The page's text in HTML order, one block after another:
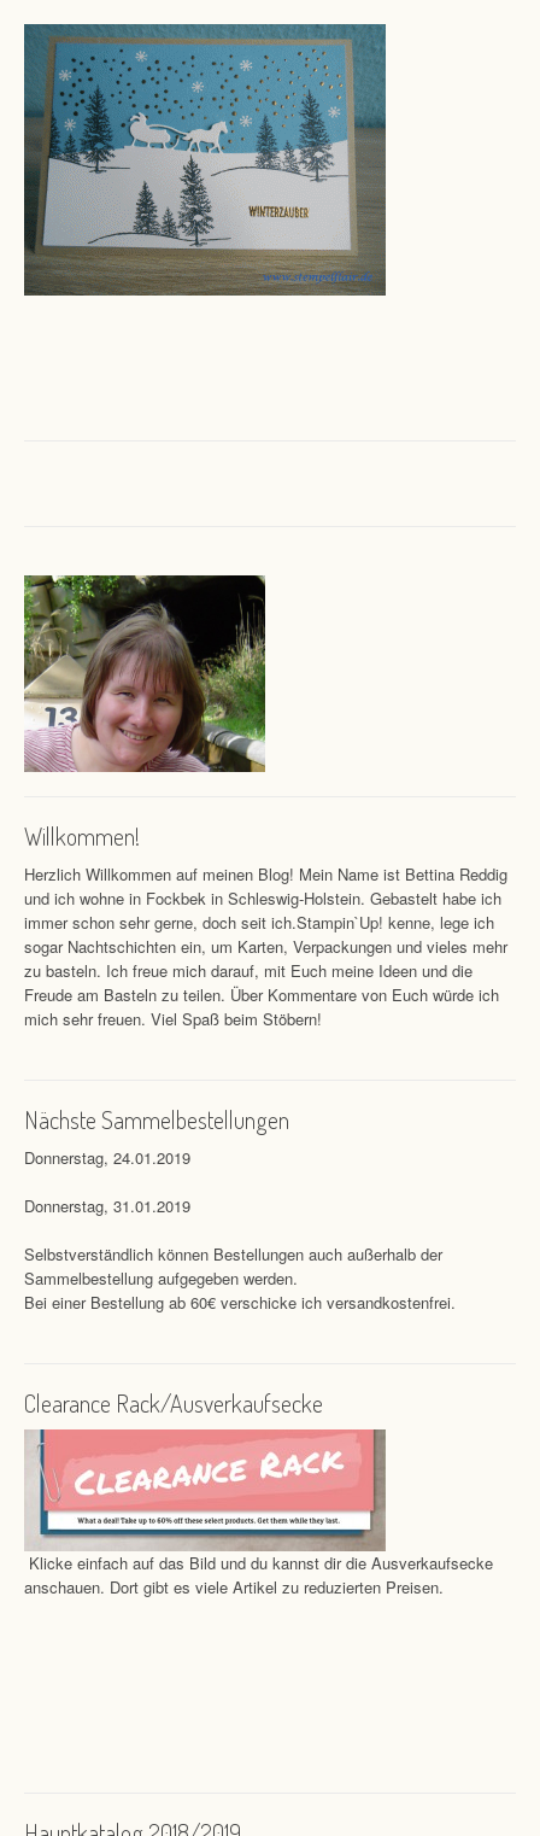
Willkommen!
Herzlich Willkommen auf meinen Blog! Mein Name ist Bettina Reddig
und ich wohne in Fockbek in Schleswig-Holstein. Gebastelt habe ich
immer schon sehr gerne, doch seit ich.Stampin`Up! kenne, lege ich
sogar Nachtschichten ein, um Karten, Verpackungen und vieles mehr
zu basteln. Ich freue mich darauf, mit Euch meine Ideen und die
Freude am Basteln zu teilen. Über Kommentare von Euch würde ich
mich sehr freuen. Viel Spaß beim Stöbern!
Nächste Sammelbestellungen
Donnerstag, 24.01.2019
Donnerstag, 31.01.2019
Selbstverständlich können Bestellungen auch außerhalb der
Sammelbestellung aufgegeben werden.
Bei einer Bestellung ab 60€ verschicke ich versandkostenfrei.
Clearance Rack/Ausverkaufsecke
Klicke einfach auf das Bild und du kannst dir die Ausverkaufsecke
anschauen. Dort gibt es viele Artikel zu reduzierten Preisen.